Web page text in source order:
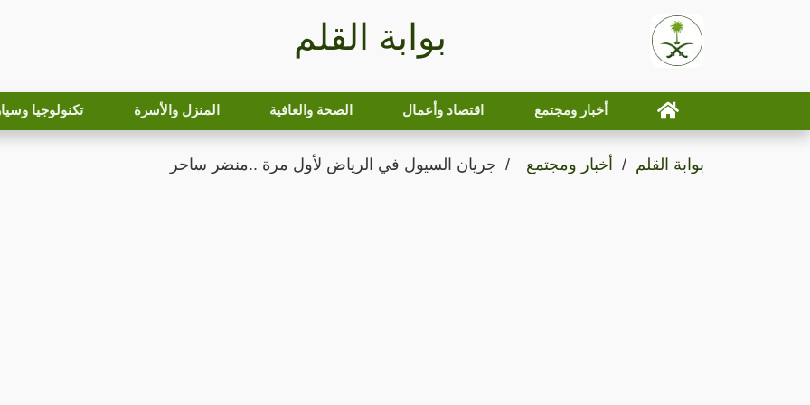
بوابة القلم
أخبار ومجتمع اقتصاد وأعمال الصحة والعافية المنزل والأسرة تكنولوجيا
بوابة القلم أخبار ومجتمع جريان السيول في الرياض لأول مرة ..منضر ساحر